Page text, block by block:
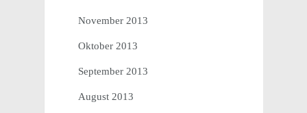
November 2013
Oktober 2013
September 2013
August 2013